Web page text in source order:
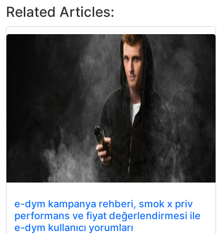
Related Articles:
e-dym kampanya rehberi, smok x priv
performans ve fiyat değerlendirmesi ile
e-dym kullanıcı yorumları